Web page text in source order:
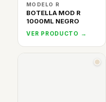
MODELO R
BOTELLA MOD R
1000ML NEGRO
VER PRODUCTO →